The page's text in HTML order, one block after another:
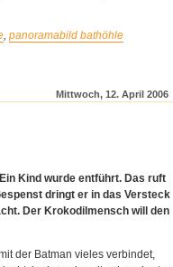
, panoramabild bathöhle
Mittwoch, 12. April 2006
Kind wurde entführt. Das ruft
dringt er in das Versteck
Der Krokodilmensch will den
der Batman vieles verbindet,